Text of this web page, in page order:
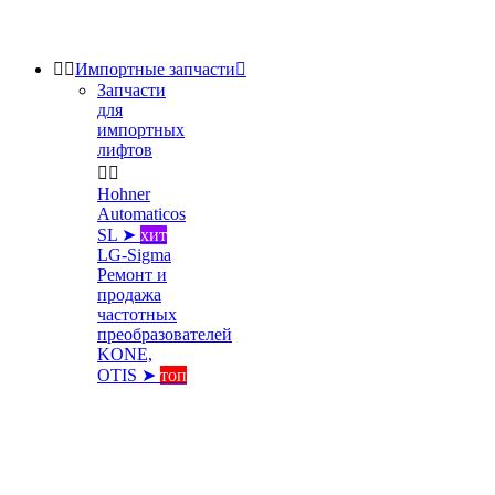
 Импортные запчасти
Запчасти
для
импортных
лифтов
 
Hohner
Automaticos
SL ➤ хит
LG-Sigma
Ремонт и
продажа
частотных
преобразователей
KONE,
OTIS ➤ топ